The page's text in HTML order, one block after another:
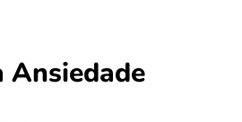
Ansiedade